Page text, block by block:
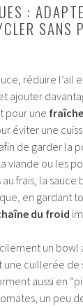
:
SANS
réduire l’ail
ajouter
pour une
éviter une
de garder la
viande ou les
frais, la sauce
en gardant
du froid
un bowl
cuillerée de
aussi en
un peu